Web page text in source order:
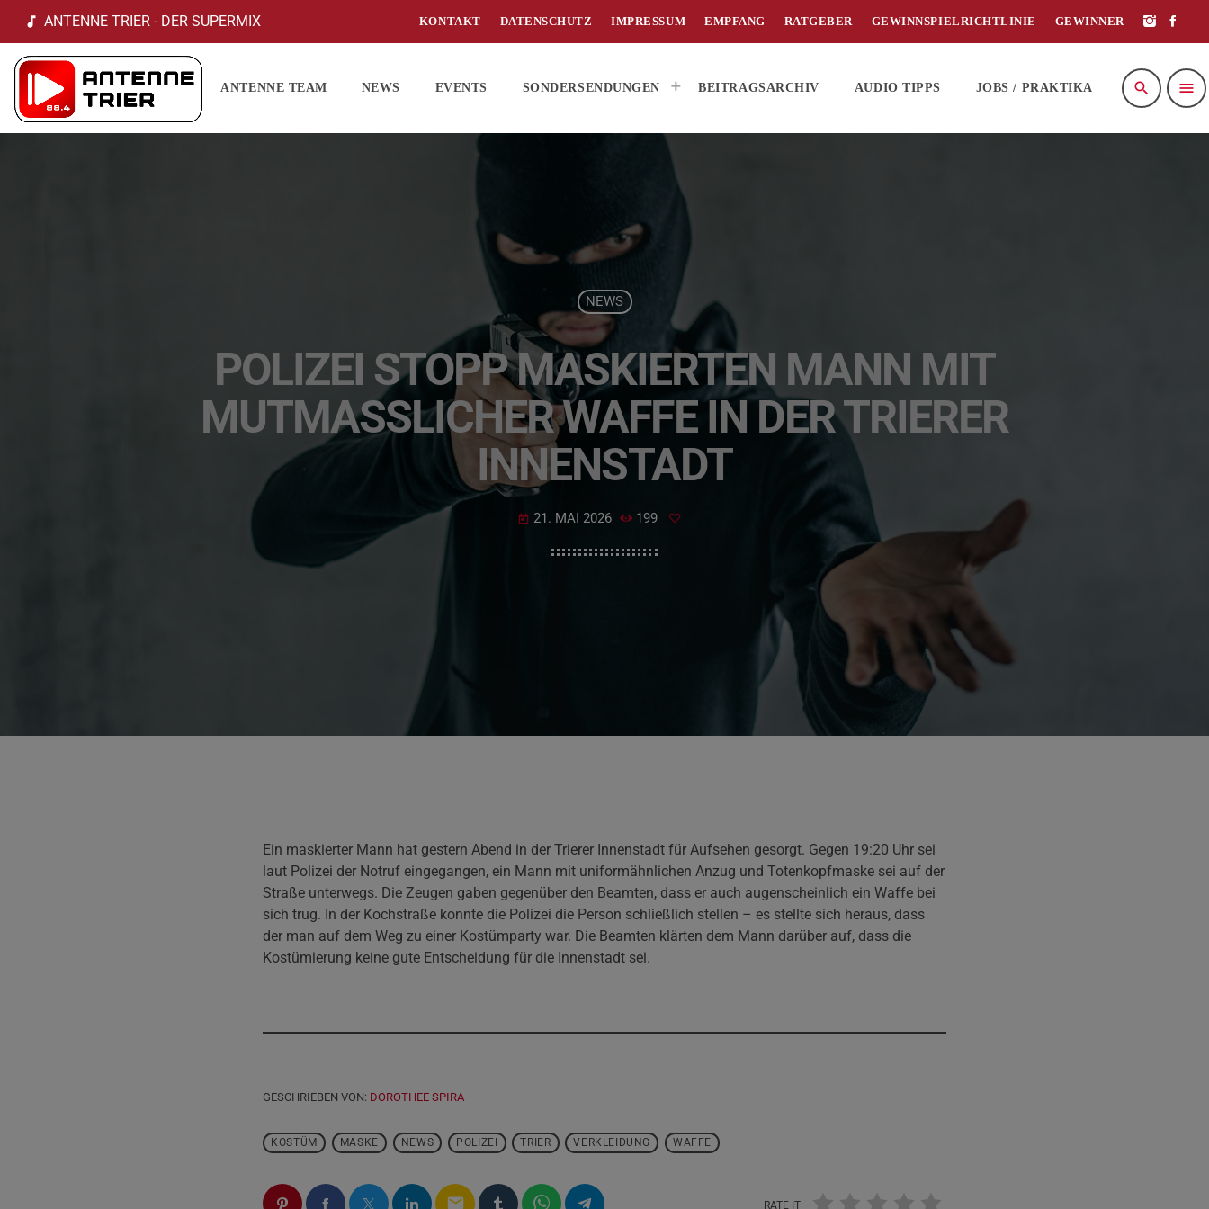
music_note ANTENNE TRIER - DER SUPERMIX KONTAKT DATENSCHUTZ IMPRESSUM EMPFANG RATGEBER GEWINNSPIELRICHTLINIE GEWINNER
ANTENNE TEAM NEWS EVENTS SONDERSENDUNGEN BEITRAGSARCHIV AUDIO TIPPS JOBS / PRAKTIKA search menu
NEWS
POLIZEI STOPP MASKIERTEN MANN MIT
MUTMASSLICHER WAFFE IN DER TRIERER I
NNENSTADT
today 21. MAI 2026 199
Ein maskierter Mann hat gestern Abend in der Trierer Innenstadt für Aufsehen gesorgt. Gegen 19:20 Uhr sei
laut Polizei der Notruf eingegangen, ein Mann mit uniformähnlichen Anzug und Totenkopfmaske sei auf der
Straße unterwegs. Die Zeugen gaben gegenüber den Beamten, dass er auch augenscheinlich ein Waffe bei
sich trug. In der Kochstraße konnte die Polizei die Person schließlich stellen – es stellte sich heraus, dass
der man auf dem Weg zu einer Kostümparty war. Die Beamten klärten dem Mann darüber auf, dass die
Kostümierung keine gute Entscheidung für die Innenstadt sei.
GESCHRIEBEN VON: DOROTHEE SPIRA
KOSTÜM MASKE NEWS POLIZEI TRIER VERKLEIDUNG WAFFE
email RATE IT